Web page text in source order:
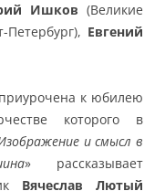
Ишков (Великие
Петербург), Евгений
к юбилею
которого в
и смысл в
» рассказывает
Вячеслав Лютый